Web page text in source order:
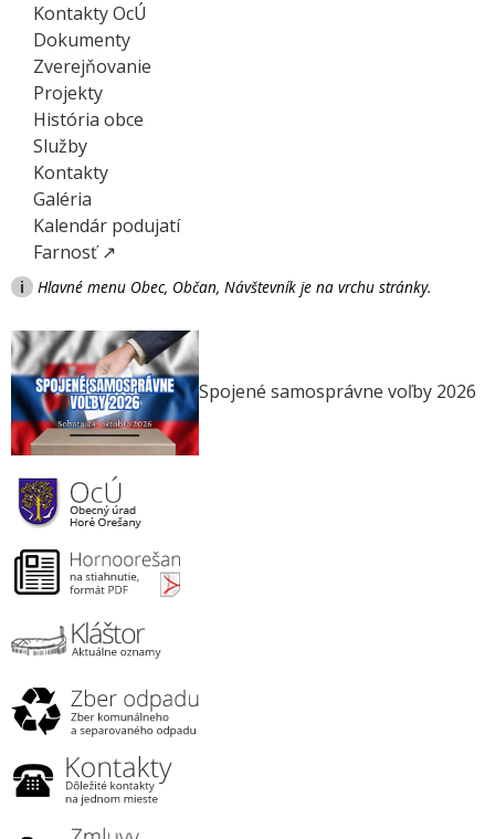
Kontakty OcÚ
Dokumenty
Zverejňovanie
Projekty
História obce
Služby
Kontakty
Galéria
Kalendár podujatí
Farnosť ↗
i Hlavné menu Obec, Občan, Návštevník je na vrchu stránky.
Spojené samosprávne voľby 2026